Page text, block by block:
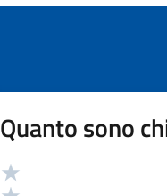
Quanto sono
Valutazione